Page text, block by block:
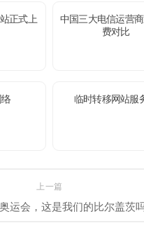
正式上
中国三大电信运营
费对比
临时转移网站服
上一篇
运会，这是我们的比尔盖茨